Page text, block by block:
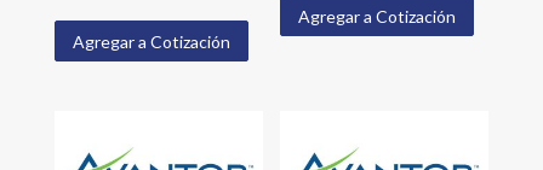
Agregar a Cotización
Agregar a Cotización